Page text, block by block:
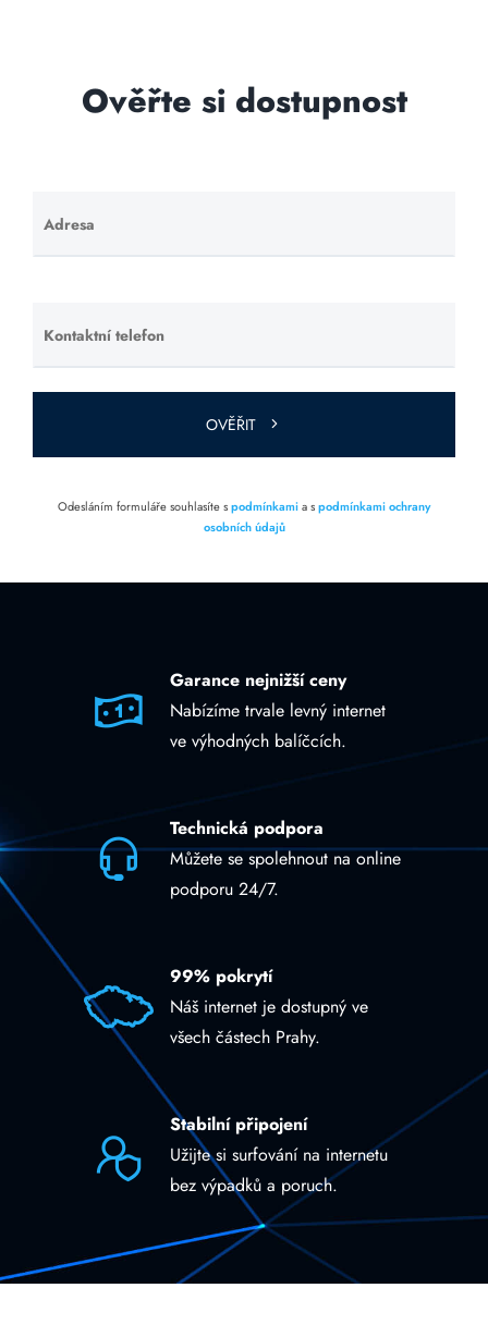
Ověřte si dostupnost
Adresa
Ponechte
toto pole
Kontaktní telefon
Ponechte
toto pole
prázdné.
OVĚŘIT
Odesláním formuláře souhlasíte spodmínkamia spodmínkami ochrany
osobních údajů
Garance nejnižší ceny
Nabízíme trvale levný internet
ve výhodných balíčcích.
Technická podpora
Můžete se spolehnout na online
podporu 24/7.
99% pokrytí
Náš internet je dostupný ve
všech částech Prahy.
Stabilní připojení
Užijte si surfování na internetu
bez výpadků a poruch.